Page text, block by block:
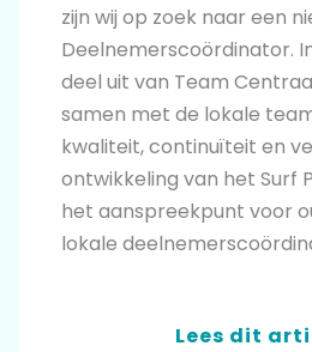
zijn wij op zoek naar een
Deelnemerscoördinator.
deel uit van Team
samen met de lokale
kwaliteit, continuïteit en
ontwikkeling van het Surf
het aanspreekpunt voor
lokale
Lees dit